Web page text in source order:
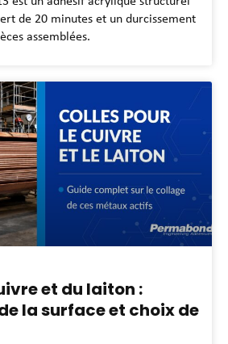
de 20 minutes et un durcissement
assemblées.
et du laiton :
la surface et choix de